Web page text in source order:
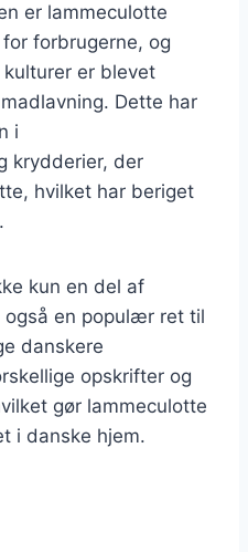
er lammeculotte
forbrugerne, og
er blevet
Dette har
i
krydderier, der
hvilket har beriget
kun en del af
også en populær ret til
danskere
opskrifter og
gør lammeculotte
i danske hjem.